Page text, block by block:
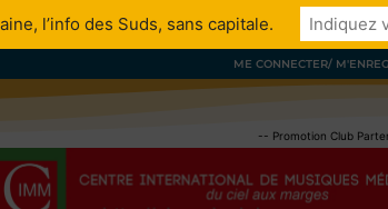
ME CONNECTER/
-- Promotion Club
l’info des Suds, sans capitale.